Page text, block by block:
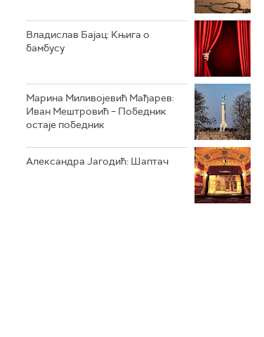
Владислав Бајац: Књига о
бамбусу
Марина Миливојевић Мађарев:
Иван Мештровић – Победник
остаје победник
Александра Јагодић: Шаптач